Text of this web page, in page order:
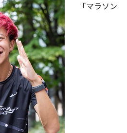
「マラソン